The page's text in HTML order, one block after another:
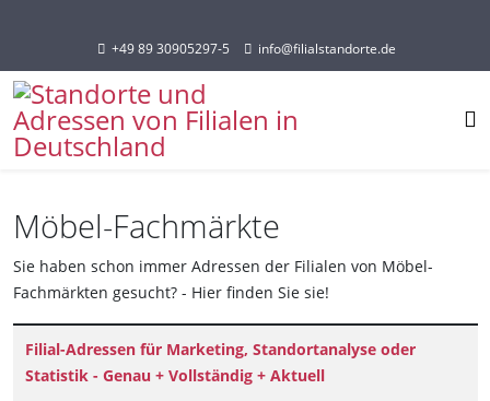
Sprache auswählen
+49 89 30905297-5 info@filialstandorte.de
Möbel-Fachmärkte
Sie haben schon immer Adressen der Filialen von Möbel-
Fachmärkten gesucht? - Hier finden Sie sie!
Titel
Filial-Adressen für Marketing, Standortanalyse oder
Statistik - Genau + Vollständig + Aktuell